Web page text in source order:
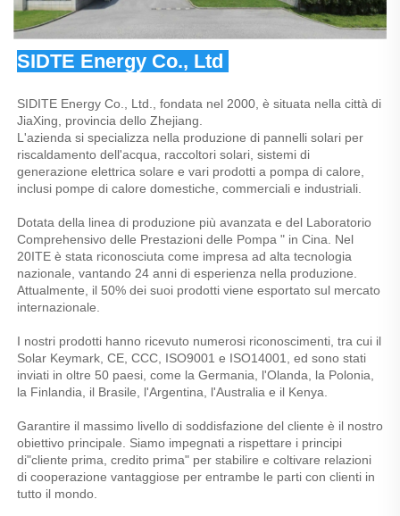
SIDTE Energy Co., Ltd
SIDITE Energy Co., Ltd., fondata nel 2000, è situata nella città di
JiaXing, provincia dello Zhejiang.
L'azienda si specializza nella produzione di pannelli solari per
riscaldamento dell'acqua, raccoltori solari, sistemi di
generazione elettrica solare e vari prodotti a pompa di calore,
inclusi pompe di calore domestiche, commerciali e industriali.
Dotata della linea di produzione più avanzata e del Laboratorio
Comprehensivo delle Prestazioni delle Pompa " in Cina. Nel
20ITE è stata riconosciuta come impresa ad alta tecnologia
nazionale, vantando 24 anni di esperienza nella produzione.
Attualmente, il 50% dei suoi prodotti viene esportato sul mercato
internazionale.
I nostri prodotti hanno ricevuto numerosi riconoscimenti, tra cui il
Solar Keymark, CE, CCC, ISO9001 e ISO14001, ed sono stati
inviati in oltre 50 paesi, come la Germania, l'Olanda, la Polonia,
la Finlandia, il Brasile, l'Argentina, l'Australia e il Kenya.
Garantire il massimo livello di soddisfazione del cliente è il nostro
obiettivo principale. Siamo impegnati a rispettare i principi
di"cliente prima, credito prima" per stabilire e coltivare relazioni
di cooperazione vantaggiose per entrambe le parti con clienti in
tutto il mondo.